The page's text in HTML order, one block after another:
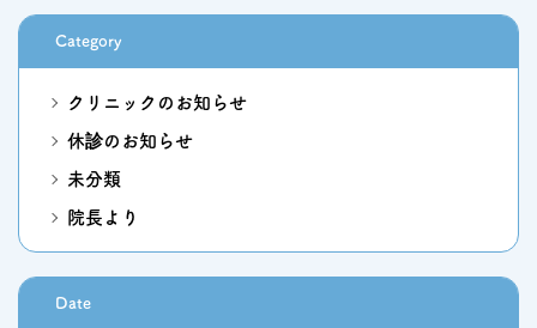
Category
クリニックのお知らせ
休診のお知らせ
未分類
院長より
Date